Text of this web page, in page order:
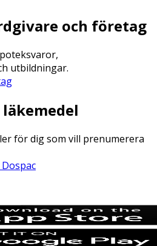
och företag
utbildningar.
för dig som vill prenumerera